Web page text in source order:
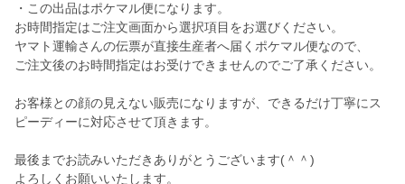
・この出品はポケマル便になります。
お時間指定はご注文画面から選択項目をお選びください。
ヤマト運輸さんの伝票が直接生産者へ届くポケマル便なので、
ご注文後のお時間指定はお受けできませんのでご了承ください。
お客様との顔の見えない販売になりますが、できるだけ丁寧にス
ピーディーに対応させて頂きます。
最後までお読みいただきありがとうございます(＾＾)